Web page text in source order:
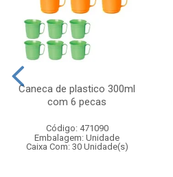
Caneca de plastico 300ml
com 6 pecas
Código: 471090
Embalagem: Unidade
Caixa Com: 30 Unidade(s)